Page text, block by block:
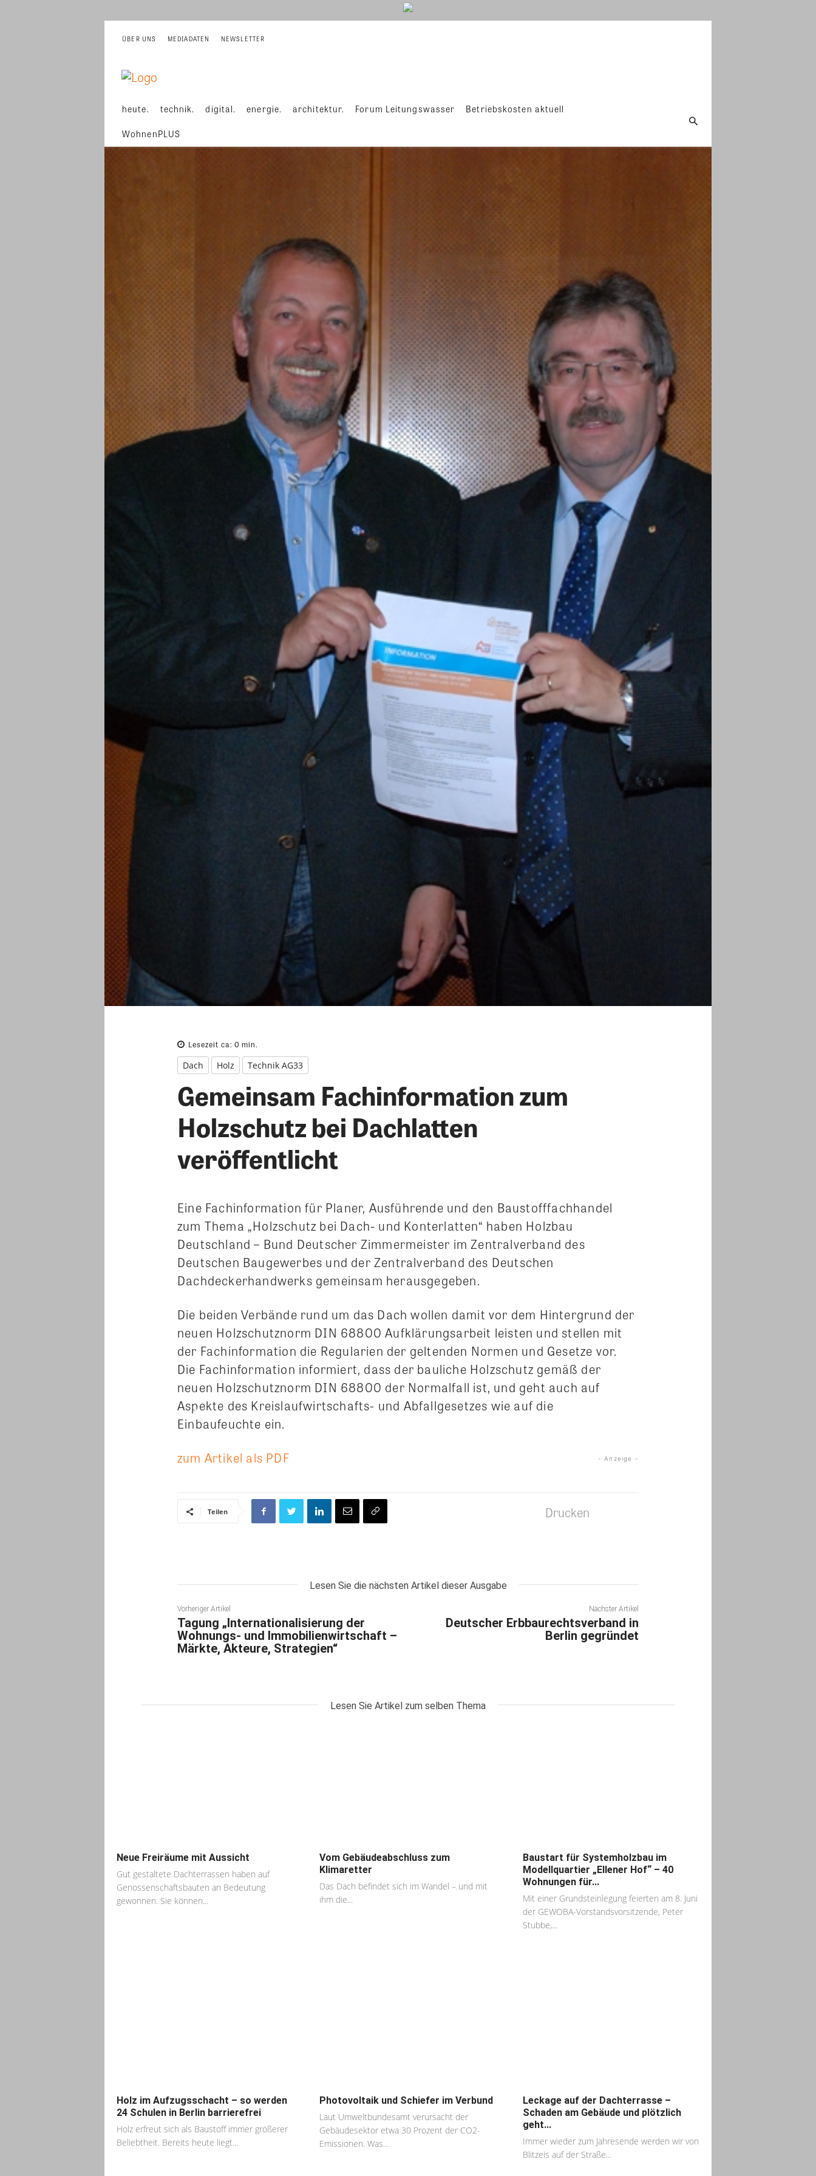
ÜBER UNS MEDIADATEN NEWSLETTER
heute. technik. digital. energie. architektur. Forum Leitungswasser Betriebskosten aktuell
WohnenPLUS
Lesezeit ca: 0 min.
Dach Holz Technik AG33
Gemeinsam Fachinformation zum
Holzschutz bei Dachlatten
veröffentlicht
Eine Fachinformation für Planer, Ausführende und den Baustofffachhandel
zum Thema „Holzschutz bei Dach- und Konterlatten“ haben Holzbau
Deutschland – Bund Deutscher Zimmermeister im Zentralverband des
Deutschen Baugewerbes und der Zentralverband des Deutschen
Dachdeckerhandwerks gemeinsam herausgegeben.
Die beiden Verbände rund um das Dach wollen damit vor dem Hintergrund der
neuen Holzschutznorm DIN 68800 Aufklärungsarbeit leisten und stellen mit
der Fachinformation die Regularien der geltenden Normen und Gesetze vor.
Die Fachinformation informiert, dass der bauliche Holzschutz gemäß der
neuen Holzschutznorm DIN 68800 der Normalfall ist, und geht auch auf
Aspekte des Kreislaufwirtschafts- und Abfallgesetzes wie auf die
Einbaufeuchte ein.
- Anzeige -
zum Artikel als PDF
Teilen Drucken
Lesen Sie die nächsten Artikel dieser Ausgabe
Vorheriger Artikel
Tagung „Internationalisierung der
Wohnungs- und Immobilienwirtschaft –
Märkte, Akteure, Strategien“
Nächster Artikel
Deutscher Erbbaurechtsverband in
Berlin gegründet
Lesen Sie Artikel zum selben Thema
Neue Freiräume mit Aussicht
Gut gestaltete Dachterrassen haben auf
Genossenschaftsbauten an Bedeutung
gewonnen. Sie können...
Vom Gebäudeabschluss zum
Klimaretter
Das Dach befindet sich im Wandel – und mit
ihm die...
Baustart für Systemholzbau im
Modellquartier „Ellener Hof“ – 40
Wohnungen für...
Mit einer Grundsteinlegung feierten am 8. Juni
der GEWOBA-Vorstandsvorsitzende, Peter
Stubbe,...
Holz im Aufzugsschacht – so werden
24 Schulen in Berlin barrierefrei
Holz erfreut sich als Baustoff immer größerer
Beliebtheit. Bereits heute liegt...
Photovoltaik und Schiefer im Verbund
Laut Umweltbundesamt verursacht der
Gebäudesektor etwa 30 Prozent der CO2-
Emissionen. Was...
Leckage auf der Dachterrasse –
Schaden am Gebäude und plötzlich
geht...
Immer wieder zum Jahresende werden wir von
Blitzeis auf der Straße...